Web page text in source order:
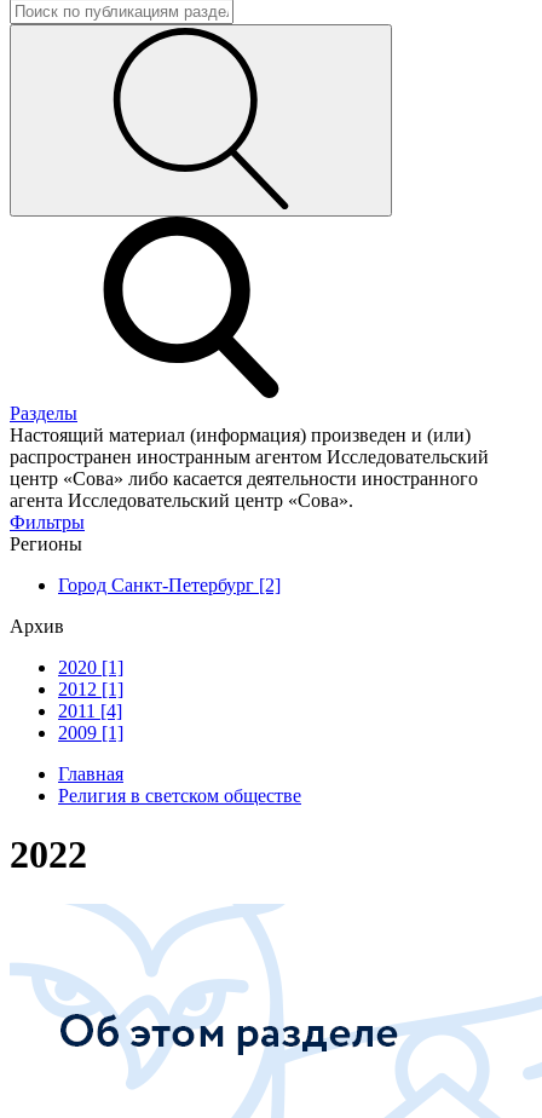
Разделы
Настоящий материал (информация) произведен и (или)
распространен иностранным агентом Исследовательский
центр «Сова» либо касается деятельности иностранного
агента Исследовательский центр «Сова».
Фильтры
Регионы
Город Санкт-Петербург [2]
Архив
2020 [1]
2012 [1]
2011 [4]
2009 [1]
Главная
Религия в светском обществе
2022